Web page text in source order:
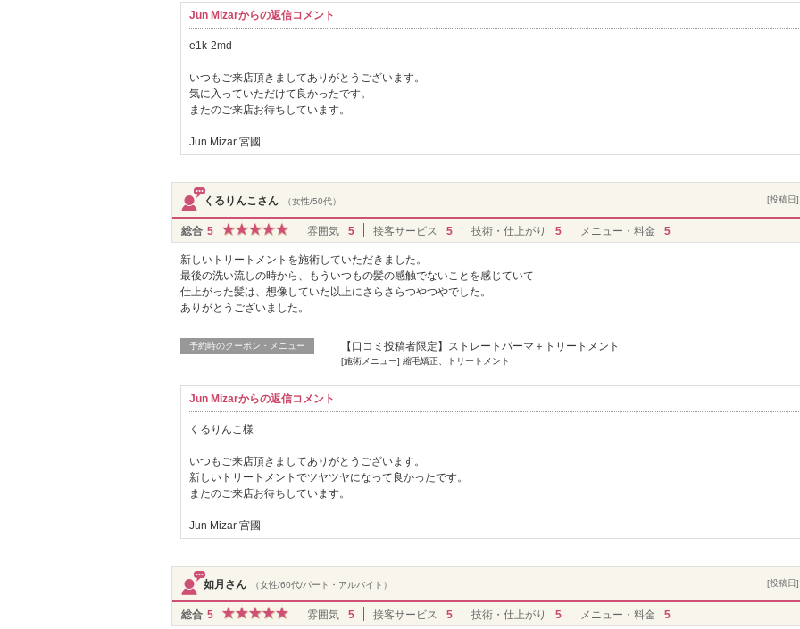
Jun Mizarからの返信コメント
e1k-2md
いつもご来店頂きましてありがとうございます。
気に入っていただけて良かったです。
またのご来店お待ちしています。
Jun Mizar 宮國
くるりんこさん （女性/50代） [投稿日
総合 5 雰囲気 5 接客サービス 5 技術・仕上がり 5 メニュー・料金 5
新しいトリートメントを施術していただきました。
最後の洗い流しの時から、もういつもの髪の感触でないことを感じていて
仕上がった髪は、想像していた以上にさらさらつやつやでした。
ありがとうございました。
予約時のクーポン・メニュー 【口コミ投稿者限定】ストレートパーマ＋トリートメント
[施術メニュー] 縮毛矯正、トリートメント
Jun Mizarからの返信コメント
くるりんこ様
いつもご来店頂きましてありがとうございます。
新しいトリートメントでツヤツヤになって良かったです。
またのご来店お待ちしています。
Jun Mizar 宮國
如月さん （女性/60代/パート・アルバイト） [投稿日
総合 5 雰囲気 5 接客サービス 5 技術・仕上がり 5 メニュー・料金 5